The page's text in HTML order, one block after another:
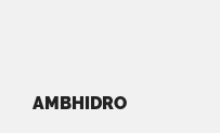
AMBHIDRO